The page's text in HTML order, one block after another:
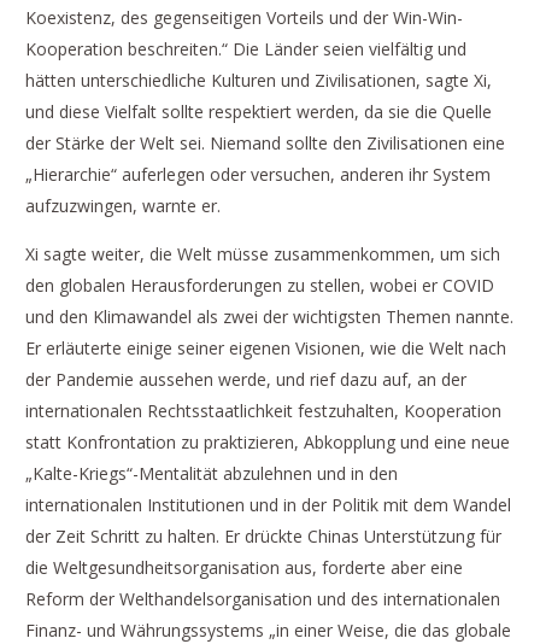
Koexistenz, des gegenseitigen Vorteils und der Win-Win-
Kooperation beschreiten.“ Die Länder seien vielfältig und
hätten unterschiedliche Kulturen und Zivilisationen, sagte Xi,
und diese Vielfalt sollte respektiert werden, da sie die Quelle
der Stärke der Welt sei. Niemand sollte den Zivilisationen eine
„Hierarchie“ auferlegen oder versuchen, anderen ihr System
aufzuzwingen, warnte er.
Xi sagte weiter, die Welt müsse zusammenkommen, um sich
den globalen Herausforderungen zu stellen, wobei er COVID
und den Klimawandel als zwei der wichtigsten Themen nannte.
Er erläuterte einige seiner eigenen Visionen, wie die Welt nach
der Pandemie aussehen werde, und rief dazu auf, an der
internationalen Rechtsstaatlichkeit festzuhalten, Kooperation
statt Konfrontation zu praktizieren, Abkopplung und eine neue
„Kalte-Kriegs“-Mentalität abzulehnen und in den
internationalen Institutionen und in der Politik mit dem Wandel
der Zeit Schritt zu halten. Er drückte Chinas Unterstützung für
die Weltgesundheitsorganisation aus, forderte aber eine
Reform der Welthandelsorganisation und des internationalen
Finanz- und Währungssystems „in einer Weise, die das globale